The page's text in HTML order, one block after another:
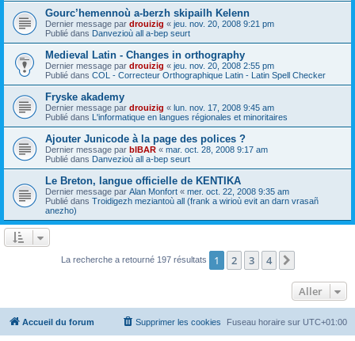
Gourc’hemennoù a-berzh skipailh Kelenn
Dernier message par drouizig « jeu. nov. 20, 2008 9:21 pm
Publié dans Danvezioù all a-bep seurt
Medieval Latin - Changes in orthography
Dernier message par drouizig « jeu. nov. 20, 2008 2:55 pm
Publié dans COL - Correcteur Orthographique Latin - Latin Spell Checker
Fryske akademy
Dernier message par drouizig « lun. nov. 17, 2008 9:45 am
Publié dans L'informatique en langues régionales et minoritaires
Ajouter Junicode à la page des polices ?
Dernier message par bIBAR « mar. oct. 28, 2008 9:17 am
Publié dans Danvezioù all a-bep seurt
Le Breton, langue officielle de KENTIKA
Dernier message par Alan Monfort « mer. oct. 22, 2008 9:35 am
Publié dans Troidigezh meziantoù all (frank a wirioù evit an darn vrasañ
anezho)
La recherche a retourné 197 résultats 1 2 3 4
Aller
Accueil du forum Fuseau horaire sur UTC+01:00
Supprimer les cookies